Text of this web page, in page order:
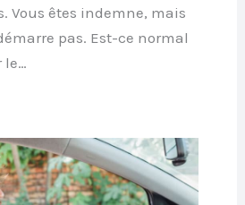
Vous êtes indemne, mais
pas. Est-ce normal
le…